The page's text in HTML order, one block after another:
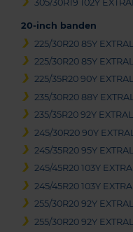
305/30R19 102Y
20-inch banden
225/30R20 85Y
225/30R20 85Y
225/35R20 90Y
235/30R20 88Y
235/35R20 92Y
245/30R20 90Y
245/35R20 95Y
245/45R20 103Y
245/45R20 103Y
255/30R20 92Y
255/30R20 92Y